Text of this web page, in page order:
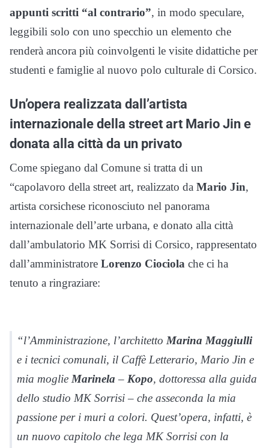
appunti scritti “al contrario”, in modo speculare,
leggibili solo con uno specchio un elemento che
renderà ancora più coinvolgenti le visite didattiche per
studenti e famiglie al nuovo polo culturale di Corsico.
Un’opera realizzata dall’artista
internazionale della street art Mario Jin e
donata alla città da un privato
Come spiegano dal Comune si tratta di un
“capolavoro della street art, realizzato da Mario Jin,
artista corsichese riconosciuto nel panorama
internazionale dell’arte urbana, e donato alla città
dall’ambulatorio MK Sorrisi di Corsico, rappresentato
dall’amministratore Lorenzo Ciociola che ci ha
tenuto a ringraziare:
“l’Amministrazione, l’architetto Marina Maggiulli
e i tecnici comunali, il Caffè Letterario, Mario Jin e
mia moglie Marinela – Kopo, dottoressa alla guida
dello studio MK Sorrisi – che asseconda la mia
passione per i muri a colori. Quest’opera, infatti, è
un nuovo capitolo che lega MK Sorrisi con la